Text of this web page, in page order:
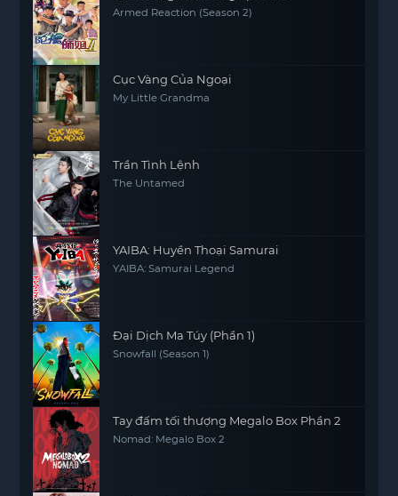
Armed Reaction (Season 2)
Cục Vàng Của Ngoại
My Little Grandma
Trần Tình Lệnh
The Untamed
YAIBA: Huyền Thoại Samurai
YAIBA: Samurai Legend
Đại Dịch Ma Túy (Phần 1)
Snowfall (Season 1)
Tay đấm tối thượng Megalo Box Phần 2
Nomad: Megalo Box 2